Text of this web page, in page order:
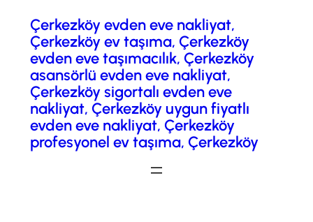
İçeriğeÇerkezköy evden eve nakliyat,
Çerkezköy ev taşıma, Çerkezköy
evden eve taşımacılık, Çerkezköy
asansörlü evden eve nakliyat,
Çerkezköy sigortalı evden eve
nakliyat, Çerkezköy uygun fiyatlı
evden eve nakliyat, Çerkezköy
profesyonel ev taşıma, Çerkezköy